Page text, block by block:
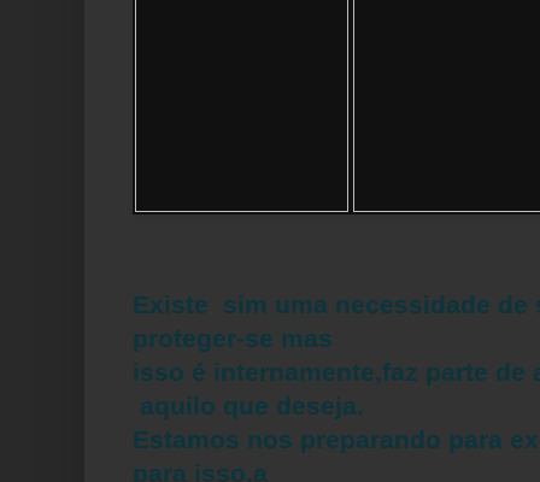
Existe sim uma necessidade de
proteger-se mas
isso é internamente,faz parte
aquilo que deseja.
Estamos nos preparando para
para isso,a